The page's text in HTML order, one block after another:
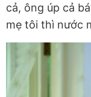
cả, ông úp cả
mẹ tôi thì nước